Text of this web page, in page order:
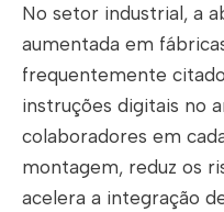
No setor industrial, a
aumentada em
frequentemente
instruções digitais no
colaboradores em
montagem, reduz os
acelera a integração